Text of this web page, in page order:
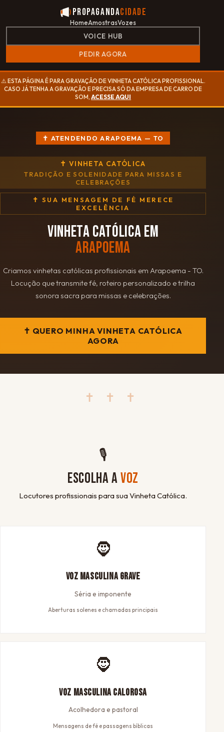
PropagandaCidade
HomeAmostrasVozes
VOICE HUB
PEDIR AGORA
⚠️ ESTA PÁGINA É PARA GRAVAÇÃO DE VINHETA CATÓLICA PROFISSIONAL.
CASO JÁ TENHA A GRAVAÇÃO E PRECISA SÓ DA EMPRESA DE CARRO DE
SOM,ACESSE AQUI
✝ ATENDENDO ARAPOEMA — TO
✝ VINHETA CATÓLICA
TRADIÇÃO E SOLENIDADE PARA MISSAS E
CELEBRAÇÕES
✝ SUA MENSAGEM DE FÉ MERECE
EXCELÊNCIA
VINHETA CATÓLICA EM
ARAPOEMA
Criamos vinhetas católicas profissionais em Arapoema - TO.
Locução que transmite fé, roteiro personalizado e trilha
sonora sacra para missas e celebrações.
✝ QUERO MINHA VINHETA CATÓLICA
AGORA
✝ ✝ ✝
🎙
ESCOLHA AVOZ
Locutores profissionais para sua Vinheta Católica.
🧔
Voz Masculina Grave
Séria e imponente
Aberturas solenes e chamadas principais
🧔
Voz Masculina Calorosa
Acolhedora e pastoral
Mensagens de fé e passagens bíblicas